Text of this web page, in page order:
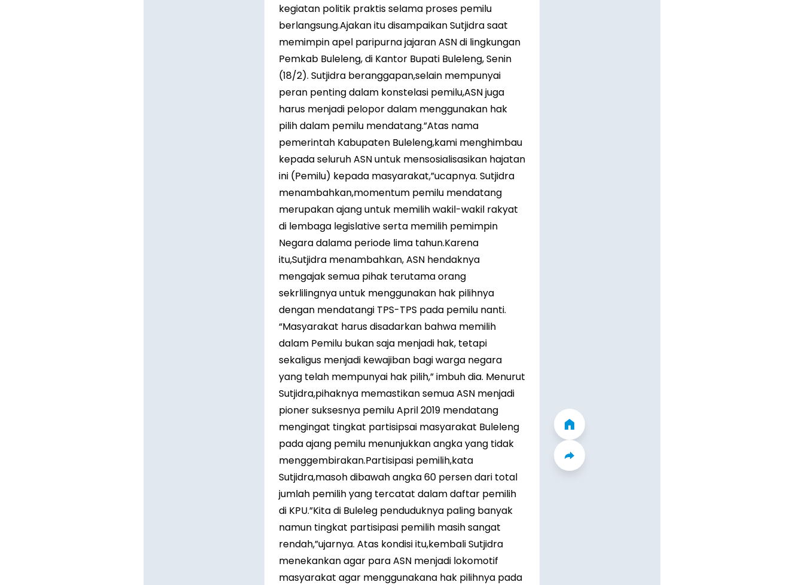
kegiatan politik praktis selama proses pemilu
berlangsung.Ajakan itu disampaikan Sutjidra saat
memimpin apel paripurna jajaran ASN di lingkungan
Pemkab Buleleng, di Kantor Bupati Buleleng, Senin
(18/2). Sutjidra beranggapan,selain mempunyai
peran penting dalam konstelasi pemilu,ASN juga
harus menjadi pelopor dalam menggunakan hak
pilih dalam pemilu mendatang.”Atas nama
pemerintah Kabupaten Buleleng,kami menghimbau
kepada seluruh ASN untuk mensosialisasikan hajatan
ini (Pemilu) kepada masyarakat,”ucapnya. Sutjidra
menambahkan,momentum pemilu mendatang
merupakan ajang untuk memilih wakil-wakil rakyat
di lembaga legislative serta memilih pemimpin
Negara dalama periode lima tahun.Karena
itu,Sutjidra menambahkan, ASN hendaknya
mengajak semua pihak terutama orang
sekrlilingnya untuk menggunakan hak pilihnya
dengan mendatangi TPS-TPS pada pemilu nanti.
“Masyarakat harus disadarkan bahwa memilih
dalam Pemilu bukan saja menjadi hak, tetapi
sekaligus menjadi kewajiban bagi warga negara
yang telah mempunyai hak pilih,” imbuh dia. Menurut
Sutjidra,pihaknya memastikan semua ASN menjadi
pioner suksesnya pemilu April 2019 mendatang
mengingat tingkat partisipsai masyarakat Buleleng
pada ajang pemilu menunjukkan angka yang tidak
menggembirakan.Partisipasi pemilih,kata
Sutjidra,masoh dibawah angka 60 persen dari total
jumlah pemilih yang tercatat dalam daftar pemilih
di KPU.”Kita di Buleleg penduduknya paling banyak
namun tingkat partisipasi pemilih masih sangat
rendah,”ujarnya. Atas kondisi itu,kembali Sutjidra
menekankan agar para ASN menjadi lokomotif
masyarakat agar menggunakana hak pilihnya pada